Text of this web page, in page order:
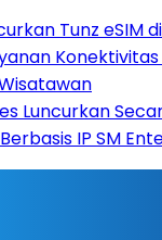
Tunz eSIM
Luncurkan
IP SM